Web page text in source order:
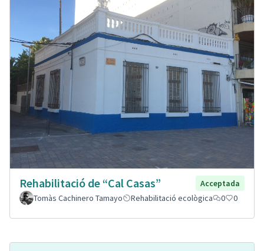
Rehabilitació de “Cal Casas”
Acceptada
Tomàs Cachinero Tamayo
Rehabilitació ecològica 0 0